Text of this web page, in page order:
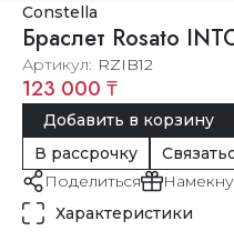
Constella
Браслет Rosato
Артикул RZIB12
123 000 ₸
Добавить в корзину
В рассрочку
Поделиться
Характеристики